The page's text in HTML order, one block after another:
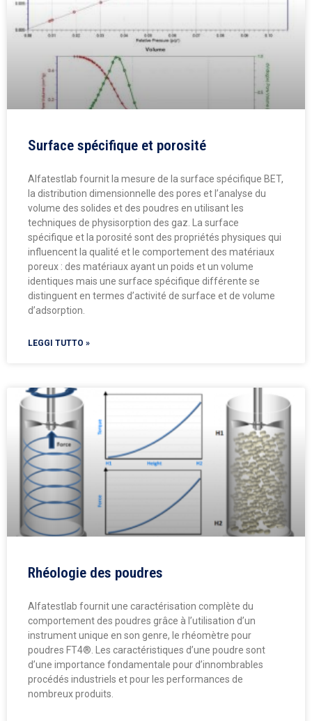
Surface spécifique et porosité
Alfatestlab fournit la mesure de la surface spécifique BET,
la distribution dimensionnelle des pores et l’analyse du
volume des solides et des poudres en utilisant les
techniques de physisorption des gaz. La surface
spécifique et la porosité sont des propriétés physiques qui
influencent la qualité et le comportement des matériaux
poreux : des matériaux ayant un poids et un volume
identiques mais une surface spécifique différente se
distinguent en termes d’activité de surface et de volume
d’adsorption.
LEGGI TUTTO »
Rhéologie des poudres
Alfatestlab fournit une caractérisation complète du
comportement des poudres grâce à l’utilisation d’un
instrument unique en son genre, le rhéomètre pour
poudres FT4®. Les caractéristiques d’une poudre sont
d’une importance fondamentale pour d’innombrables
procédés industriels et pour les performances de
nombreux produits.